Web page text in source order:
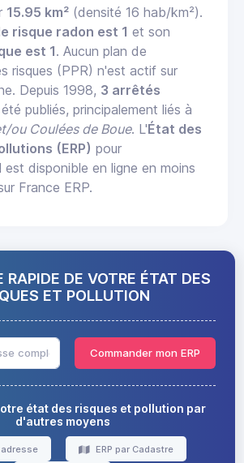
15.95 km² (densité 16 hab/km²).
risque radon est 1 et son
est 1. Aucun plan de
risques (PPR) n'est actif sur
Depuis 1998, 3 arrêtés
publiés, principalement liés à
ou Coulées de Boue. L'État des
(ERP) pour
est disponible en ligne en moins
France ERP.
RAPIDE DE VOTRE ÉTAT DES
ET POLLUTION
Commander mon ERP
état des risques et pollution par
d'autres moyens
adresse ERP par Cadastre